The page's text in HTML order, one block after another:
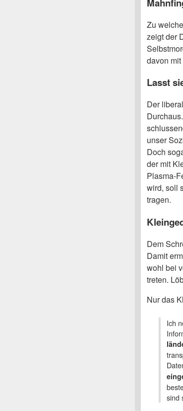
Zu
zeigt der
davon
Lasst
Der
unser
Doch
der mit
Plasma-
wird, soll
tragen.
Dem
Damit
wohl bei
treten.
Nur das
Ich
sind